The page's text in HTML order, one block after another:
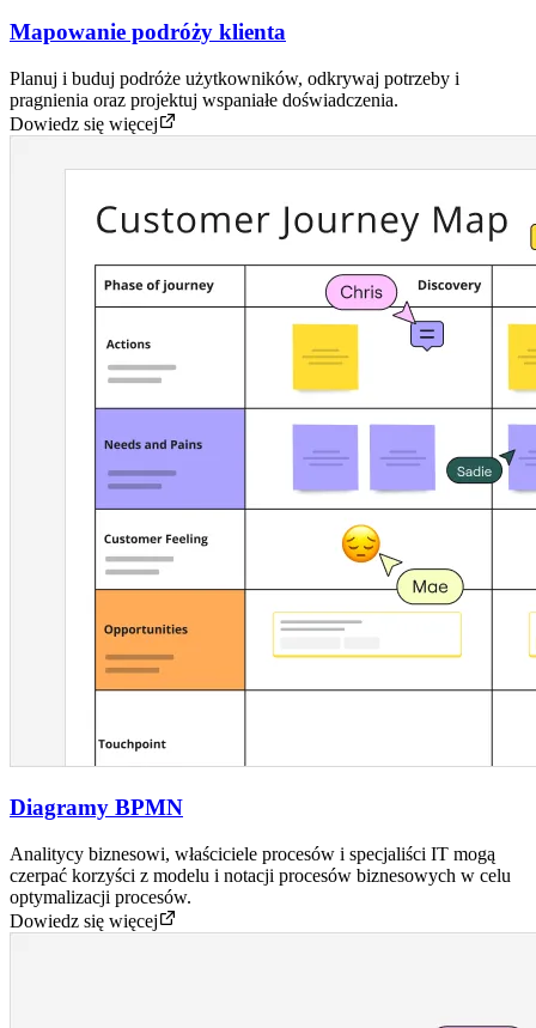
Mapowanie podróży klienta
Planuj i buduj podróże użytkowników, odkrywaj potrzeby i
pragnienia oraz projektuj wspaniałe doświadczenia.
Dowiedz się więcej
Diagramy BPMN
Analitycy biznesowi, właściciele procesów i specjaliści IT mogą
czerpać korzyści z modelu i notacji procesów biznesowych w celu
optymalizacji procesów.
Dowiedz się więcej